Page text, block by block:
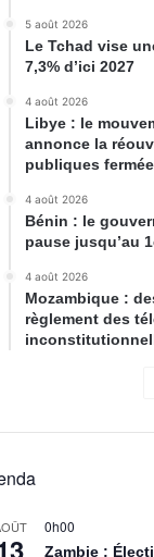
5 août 2026
Le Tchad vise
7,3% d’ici 2027
4 août 2026
Libye : le
annonce la
publiques
4 août 2026
Bénin : le
pause jusqu’au
4 août 2026
Mozambique :
règlement des
0h00
Zambie :